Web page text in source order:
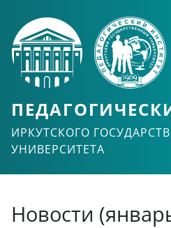
ИРКУТСКОГО
УНИВЕРСИТЕТА
Новости